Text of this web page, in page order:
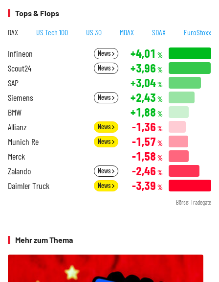
Tops & Flops
DAX US Tech 100 US 30 MDAX SDAX EuroStoxx
Infineon News +4,01 %
Scout24 News +3,96 %
SAP +3,04%
Siemens News +2,43 %
BMW +1,88 %
Allianz News -1,36 %
Munich Re News -1,57 %
Merck -1,58 %
Zalando News -2,46 %
Daimler Truck News -3,39 %
Börse: Tradegate
Mehr zum Thema